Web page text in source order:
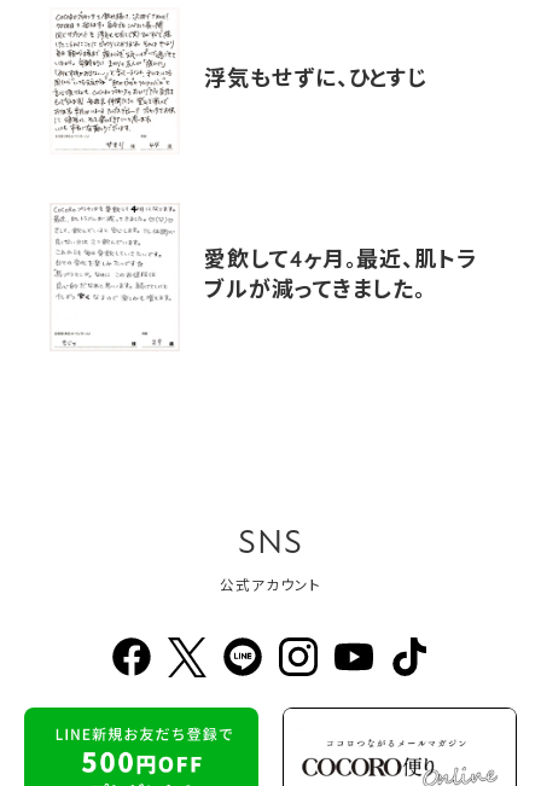
浮気もせずに、ひとすじ
愛飲して4ヶ月。最近、肌トラ
ブルが減ってきました。
SNS
公式アカウント